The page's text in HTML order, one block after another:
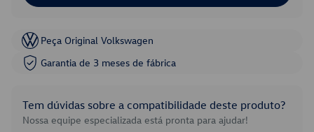
Peça Original Volkswagen
Garantia de 3 meses de fábrica
Tem dúvidas sobre a compatibilidade deste produto?
Nossa equipe especializada está pronta para ajudar!